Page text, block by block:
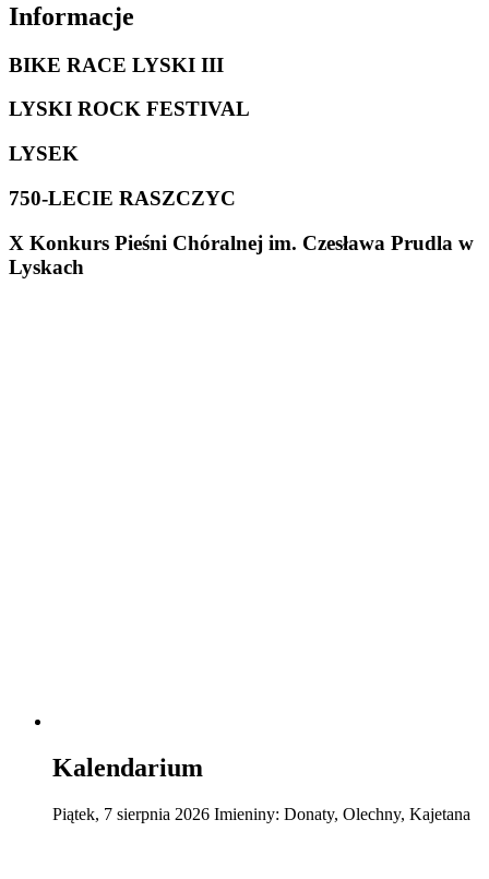
Informacje
BIKE RACE LYSKI III
LYSKI ROCK FESTIVAL
LYSEK
750-LECIE RASZCZYC
X Konkurs Pieśni Chóralnej im. Czesława Prudla w
Lyskach
Kalendarium
Piątek, 7 sierpnia 2026 Imieniny: Donaty, Olechny, Kajetana